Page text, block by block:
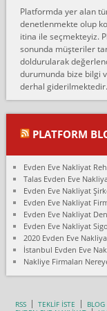
Ankara Alicanlar naklyat
Konya ya Alicanlar naklyat
fiyatın mazoto gele...
Fatih kokmese:
Diyarbakır dan eşyamı
Son anda fiyat artırdılar..
Ali:
olduk. Asansörlü dediler
fark istediler. ortada asa...
Nimet:
Ben 2021 Ağustos ilk
Mahallesi'nden bir başka
oturuyorum önceleri ara...
Nimet Köse:
Merhaba ben 2021
Hancıoğlu naklyatla
Platformda yer alan
denetlenmekte olup
itina ile seçmekteyiz.
sonunda müşteriler
doldurularak
durumunda bize bilgi
derhal giderilmektedir.
PLATFORM
Evden Eve Nakliyat
Talas Evden Eve
Evden Eve Nakliyat
Evden Eve Nakliyat
Evden Eve Nakliyat
Evden Eve Nakliyat
2020 Evden Eve
İstanbul Evden Eve
Nakliye Firmaları
RSS TEKLİF İSTE BLOG